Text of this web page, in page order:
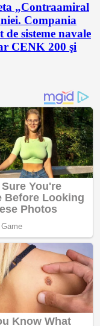
„Contraamiral
Compania
sisteme navale
CENK 200 şi